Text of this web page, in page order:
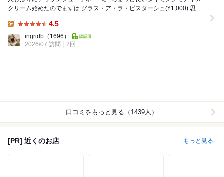
クリーム始めたのでまずは グラス・ア・ラ・ピスターシュ(¥1,000) 思い
4.5
ingridb （1696）
2026/07 訪問
2回
口コミをもっと見る（1439人）
[PR] 近くのお店 もっと見る